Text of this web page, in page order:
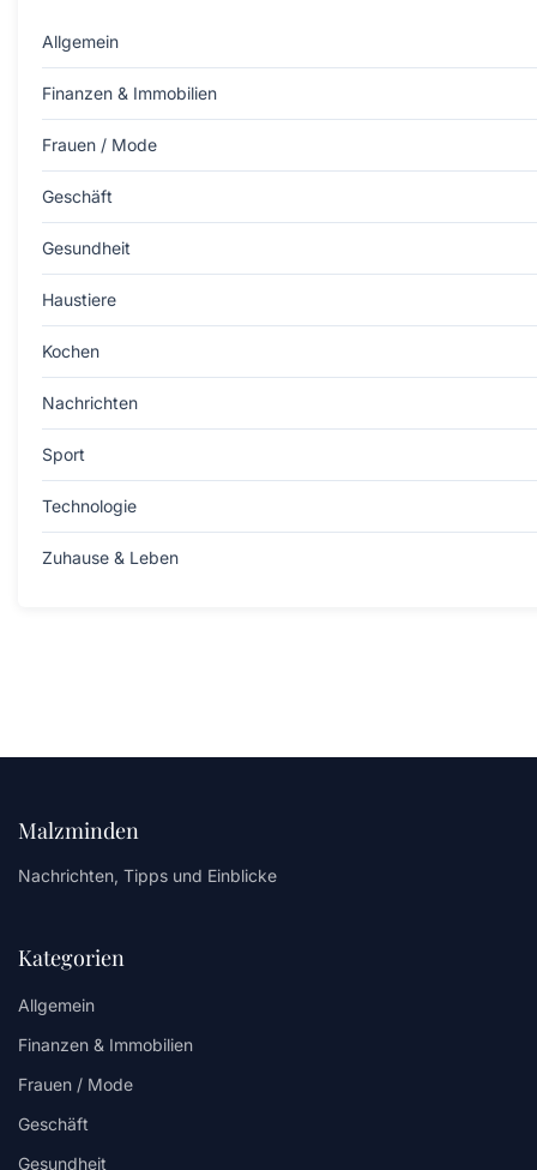
Allgemein
Finanzen & Immobilien
Frauen / Mode
Geschäft
Gesundheit
Haustiere
Kochen
Nachrichten
Sport
Technologie
Zuhause & Leben
Malzminden
Nachrichten, Tipps und Einblicke
Kategorien
Allgemein
Finanzen & Immobilien
Frauen / Mode
Geschäft
Gesundheit